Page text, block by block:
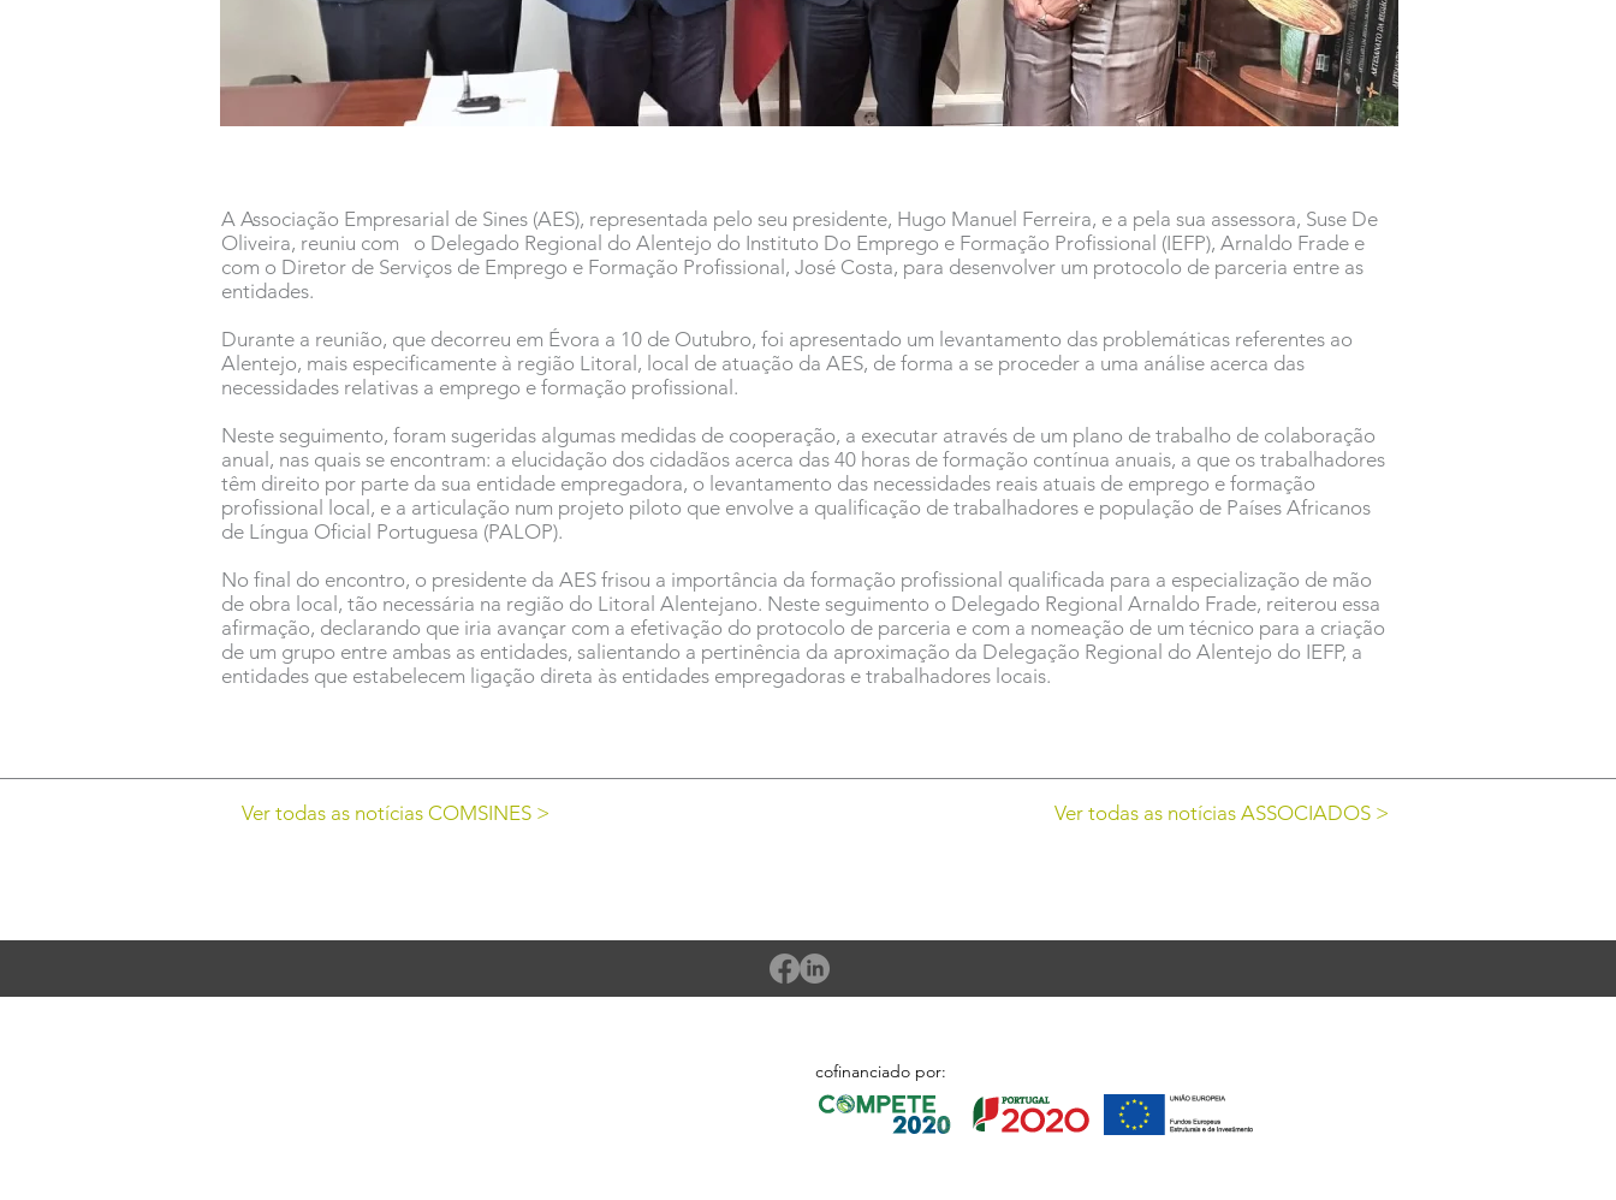
A Associação Empresarial de Sines (AES), representada pelo seu presidente, Hugo Manuel Ferreira, e a pela sua assessora, Suse De
Oliveira, reuniu com o Delegado Regional do Alentejo do Instituto Do Emprego e Formação Profissional (IEFP), Arnaldo Frade e
com o Diretor de Serviços de Emprego e Formação Profissional, José Costa, para desenvolver um protocolo de parceria entre as
entidades.
Durante a reunião, que decorreu em Évora a 10 de Outubro, foi apresentado um levantamento das problemáticas referentes ao
Alentejo, mais especificamente à região Litoral, local de atuação da AES, de forma a se proceder a uma análise acerca das
necessidades relativas a emprego e formação profissional.
Neste seguimento, foram sugeridas algumas medidas de cooperação, a executar através de um plano de trabalho de colaboração
anual, nas quais se encontram: a elucidação dos cidadãos acerca das 40 horas de formação contínua anuais, a que os trabalhadores
têm direito por parte da sua entidade empregadora, o levantamento das necessidades reais atuais de emprego e formação
profissional local, e a articulação num projeto piloto que envolve a qualificação de trabalhadores e população de Países Africanos
de Língua Oficial Portuguesa (PALOP).
No final do encontro, o presidente da AES frisou a importância da formação profissional qualificada para a especialização de mão
de obra local, tão necessária na região do Litoral Alentejano. Neste seguimento o Delegado Regional Arnaldo Frade, reiterou essa
afirmação, declarando que iria avançar com a efetivação do protocolo de parceria e com a nomeação de um técnico para a criação
de um grupo entre ambas as entidades, salientando a pertinência da aproximação da Delegação Regional do Alentejo do IEFP, a
entidades que estabelecem ligação direta às entidades empregadoras e trabalhadores locais.
Ver todas as notícias COMSINES > Ver todas as notícias ASSOCIADOS >
cofinanciado por: